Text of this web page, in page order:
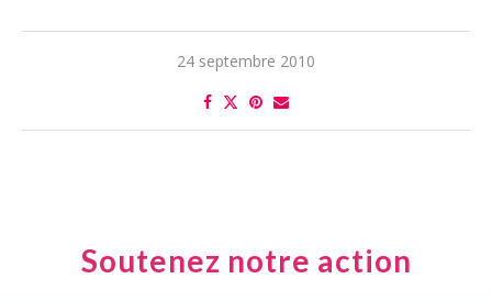
24 septembre 2010
Soutenez notre action